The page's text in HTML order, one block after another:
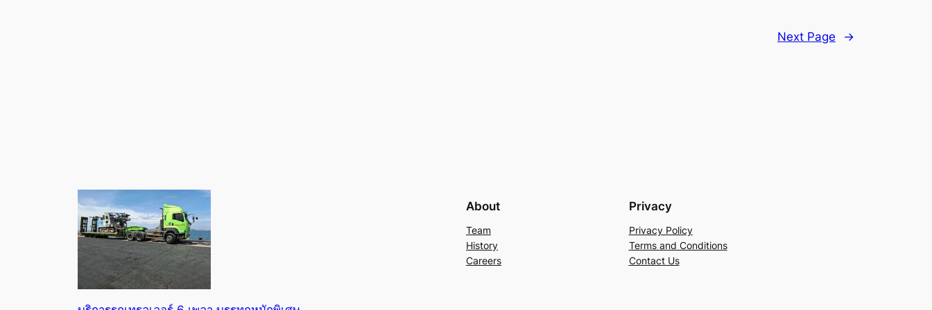
Next Page →
About
Team
History
Careers
Privacy
Privacy Policy
Terms and Conditions
Contact Us